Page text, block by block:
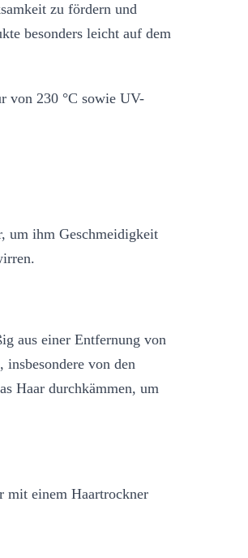
zu fördern und
besonders leicht auf dem
von 230 °C sowie UV-
um ihm Geschmeidigkeit
aus einer Entfernung von
insbesondere von den
Haar durchkämmen, um
mit einem Haartrockner